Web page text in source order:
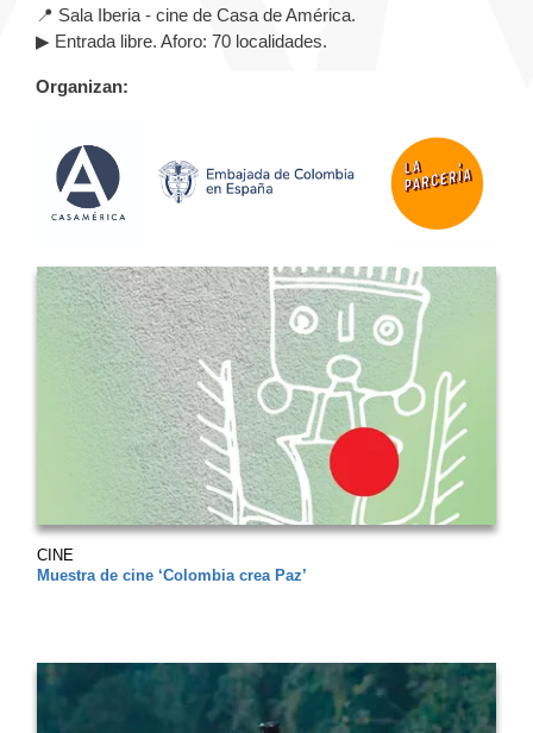
📍 Sala Iberia - cine de Casa de América.
▶ Entrada libre. Aforo: 70 localidades.
Organizan:
CINE
Muestra de cine ‘Colombia crea Paz’